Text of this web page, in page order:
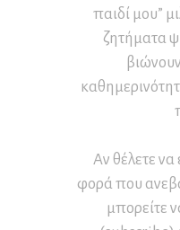
παιδί μου”
ζητήματα
Αν θέλετε
φορά που
μπορείτε